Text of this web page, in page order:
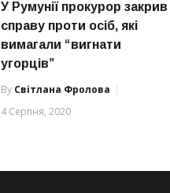
У Румунії прокурор закрив
справу проти осіб, які
вимагали “вигнати
угорців”
By Світлана Фролова
4 Серпня, 2020